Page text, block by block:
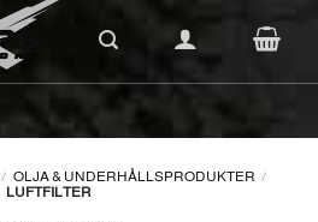
/ OLJA & UNDERHÅLLSPRODUKTER /
LUFTFILTER